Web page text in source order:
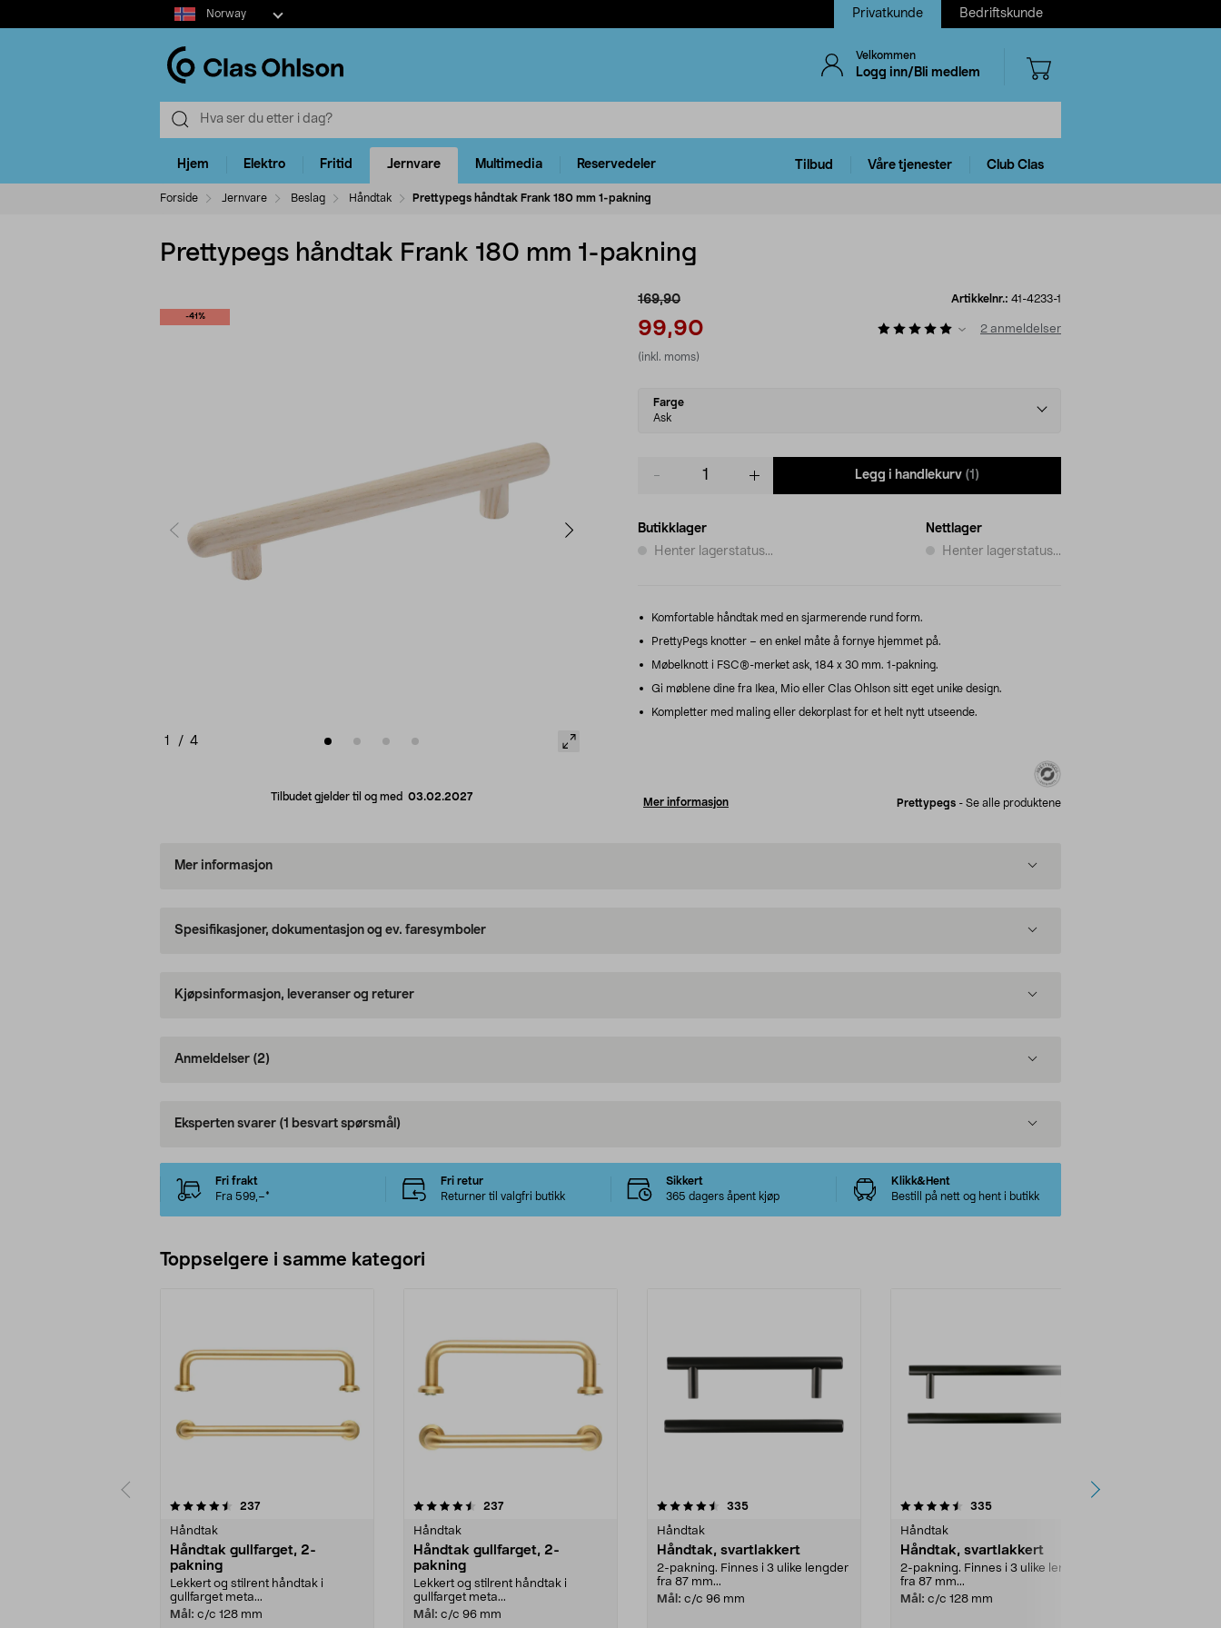
Select
market
Norway Privatkunde Bedriftskunde
Velkommen
Logg inn/Bli medlem
Hjem Elektro Fritid Jernvare Multimedia Reservedeler Tilbud Våre tjenester Club Clas
Forside Jernvare Beslag Håndtak Prettypegs håndtak Frank 180 mm 1-pakning
Prettypegs håndtak Frank 180 mm 1-pakning
-41%
1 / 4
Tilbudet gjelder til og med 03.02.2027
169,90
99,90
(inkl. moms)
Artikkelnr.: 41-4233-1
2 anmeldelser
Select
variant
Farge
Ask
Legg i handlekurv (1)
Butikklager
Henter lagerstatus...
Nettlager
Henter lagerstatus...
Komfortable håndtak med en sjarmerende rund form.
PrettyPegs knotter – en enkel måte å fornye hjemmet på.
Møbelknott i FSC®-merket ask, 184 x 30 mm. 1-pakning.
Gi møblene dine fra Ikea, Mio eller Clas Ohlson sitt eget unike design.
Kompletter med maling eller dekorplast for et helt nytt utseende.
Mer informasjon Prettypegs - Se alle produktene
Mer informasjon
Spesifikasjoner, dokumentasjon og ev. faresymboler
Kjøpsinformasjon, leveranser og returer
Anmeldelser (2)
Eksperten svarer (1 besvart spørsmål)
Fri frakt
Fra 599,–*
Fri retur
Returner til valgfri butikk
Sikkert
365 dagers åpent kjøp
Klikk&Hent
Bestill på nett og hent i butikk
Toppselgere i samme kategori
237anmeldelser
Håndtak
Håndtak gullfarget, 2-
pakning
Lekkert og stilrent håndtak i
gullfarget meta...
Mål: c/c 128 mm
4.5 av 5 stjerner 237anmeldelser
Håndtak
Håndtak gullfarget, 2-
pakning
Lekkert og stilrent håndtak i
gullfarget meta...
Mål: c/c 96 mm
4.5 av 5 stjerner 335anmeldelser
Håndtak
Håndtak, svartlakkert
2-pakning. Finnes i 3 ulike lengder
fra 87 mm...
Mål: c/c 96 mm
4.5 av 5 stjerner 335anmeldelser
Håndtak
Håndtak, svartlakkert
2-pakning. Finnes i 3 ulike lengder
fra 87 mm...
Mål: c/c 128 mm
4.5 av 5 stjerner